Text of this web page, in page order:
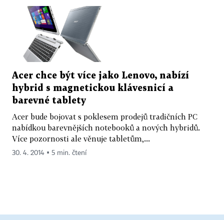
Acer chce být více jako Lenovo, nabízí
hybrid s magnetickou klávesnicí a
barevné tablety
Acer bude bojovat s poklesem prodejů tradičních PC
nabídkou barevnějších notebooků a nových hybridů.
Více pozornosti ale věnuje tabletům,...
30. 4. 2014 ▪ 5 min. čtení